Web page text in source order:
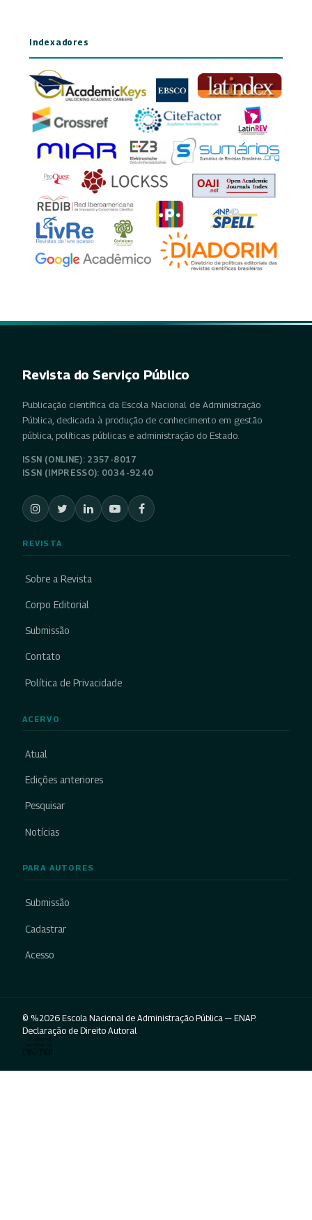
Indexadores
Revista do Serviço Público
Publicação científica da Escola Nacional de Administração
Pública, dedicada à produção de conhecimento em gestão
pública, políticas públicas e administração do Estado.
ISSN (ONLINE): 2357-8017
ISSN (IMPRESSO): 0034-9240
REVISTA
Sobre a Revista
Corpo Editorial
Submissão
Contato
Política de Privacidade
ACERVO
Atual
Edições anteriores
Pesquisar
Notícias
PARA AUTORES
Submissão
Cadastrar
Acesso
© %2026 Escola Nacional de Administração Pública — ENAP.
Declaração de Direito Autoral